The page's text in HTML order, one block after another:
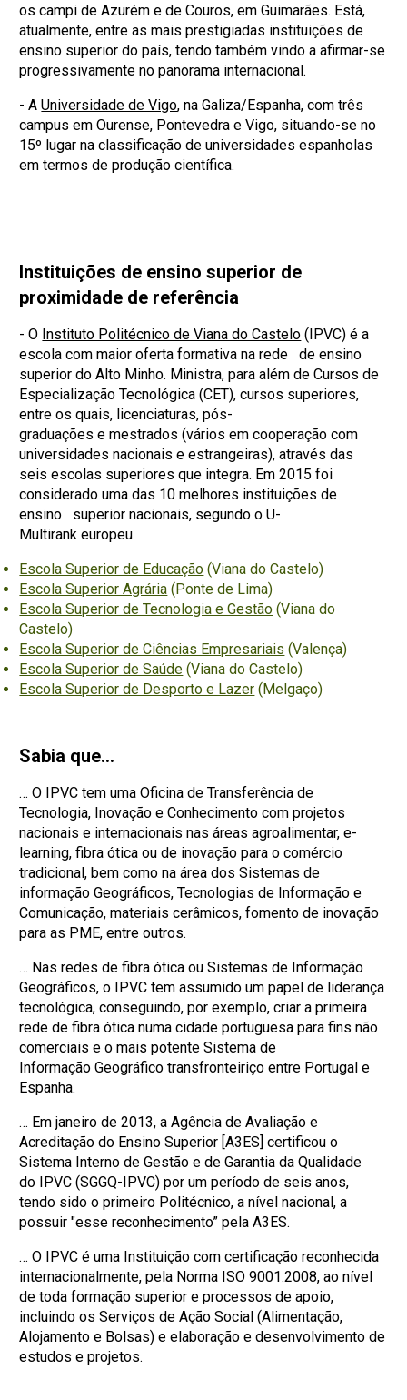
os campi de Azurém e de Couros, em Guimarães.​​ ​​​Está,
atualmente, entre as mais prestigiadas instituições de
ensino superior do país, tendo também vindo a afirmar-se
progressivamente no panorama internacional.
- AUniversidade de Vigo, na Galiza/Espanha, com três
campus em Ourense, Pontevedra e Vigo, situando-se no
15º lugar na classificação de universidades espanholas
em termos de produção científica.
Instituições de ensino superior de
proximidade de referência
- O Instituto Politécnico de Viana do Castelo (IPVC) é a
escola com maior oferta formativa na rede de ensino
superior do Alto Minho. Ministra, para além de Cursos de
Especialização Tecnológica (CET), cursos superiores,
entre os quais, licenciaturas, pós-
graduações e mestrados (vários em cooperação com
universidades nacionais e estrangeiras), através das
seis escolas superiores que integra. Em 2015 foi
considerado uma das 10 melhores instituições de
ensino superior nacionais, segundo o U-
Multirank europeu.
Escola Superior de Educação (Viana do Castelo)
Escola Superior Agrária (Ponte de Lima)
Escola Superior de Tecnologia e Gestão (Viana do
Castelo)
Escola Superior de Ciências Empresariais (Valença)
Escola Superior de Saúde (Viana do Castelo)
Escola Superior de Desporto e Lazer (Melgaço)
Sabia que…
… O IPVC tem uma Oficina de Transferência de
Tecnologia, Inovação e Conhecimento com projetos
nacionais e internacionais nas áreas agroalimentar, e-
learning, fibra ótica ou de inovação para o comércio
tradicional, bem como na área dos Sistemas de
informação Geográficos, Tecnologias de Informação e
Comunicação, materiais cerâmicos, fomento de inovação
para as PME, entre outros.
… Nas redes de fibra ótica ou Sistemas de Informação
Geográficos, o IPVC tem assumido um papel de liderança
tecnológica, conseguindo, por exemplo, criar a primeira
rede de fibra ótica numa cidade portuguesa para fins não
comerciais e o mais potente Sistema de
Informação Geográfico transfronteiriço entre Portugal e
Espanha.
… Em janeiro de 2013, a Agência de Avaliação e
Acreditação do Ensino Superior [A3ES] certificou o
Sistema Interno de Gestão e de Garantia da Qualidade
do IPVC (SGGQ-IPVC) por um período de seis anos,
tendo sido o primeiro Politécnico, a nível nacional, a
possuir "esse reconhecimento” pela A3ES.
… O IPVC é uma Instituição com certificação reconhecida
internacionalmente, pela Norma ISO 9001:2008, ao nível
de toda formação superior e processos de apoio,
incluindo os Serviços de Ação Social (Alimentação,
Alojamento e Bolsas) e elaboração e desenvolvimento de
estudos e projetos.